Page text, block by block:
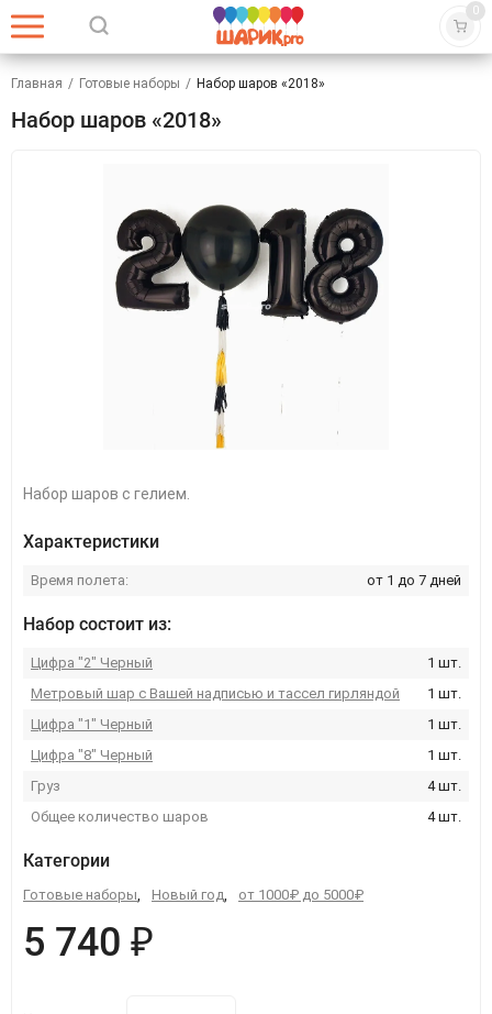
0
Главная / Готовые наборы / Набор шаров «2018»
Набор шаров «2018»
Набор шаров с гелием.
Характеристики
Время полета: от 1 до 7 дней
Набор состоит из:
Цифра "2" Черный
1 шт.
Метровый шар с Вашей надписью и тассел гирляндой
1 шт.
Цифра "1" Черный
1 шт.
Цифра "8" Черный
1 шт.
Груз
4 шт.
Общее количество шаров
4 шт.
Категории
Готовые наборы, Новый год, от 1000₽ до 5000₽
5 740 ₽